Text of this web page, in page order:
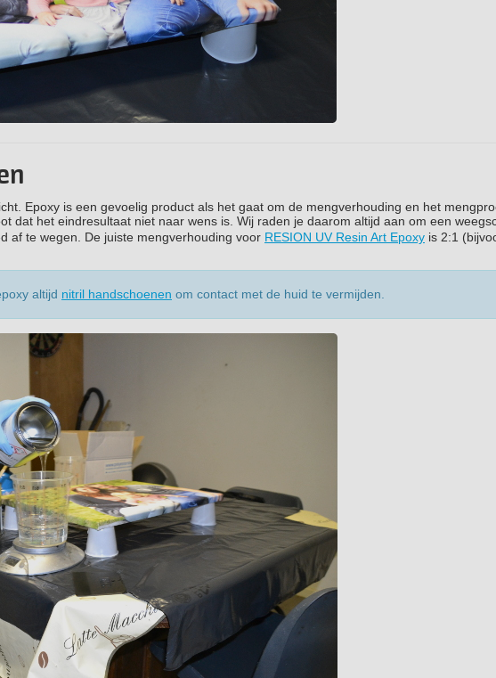
Epoxy is een gevoelig product als het gaat om de mengverhouding en het
dat het eindresultaat niet naar wens is. Wij raden je daarom altijd aan om een
af te wegen. De juiste mengverhouding voor RESION UV Resin Art Epoxy is 2:1
altijd nitril handschoenen om contact met de huid te vermijden.